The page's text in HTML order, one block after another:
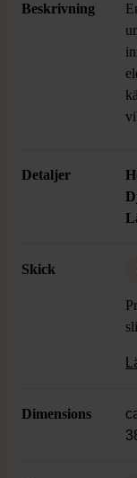
Beskrivning
Detaljer
Skick
Dimensions